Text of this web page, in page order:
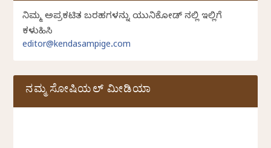
ನಿಮ್ಮ ಅಪ್ರಕಟಿತ ಬರಹಗಳನ್ನು ಯುನಿಕೋಡ್ ನಲ್ಲಿ ಇಲ್ಲಿಗೆ
ಕಳುಹಿಸಿ
editor@kendasampige.com
ನಮ್ಮ ಸೋಷಿಯಲ್‌ ಮೀಡಿಯಾ